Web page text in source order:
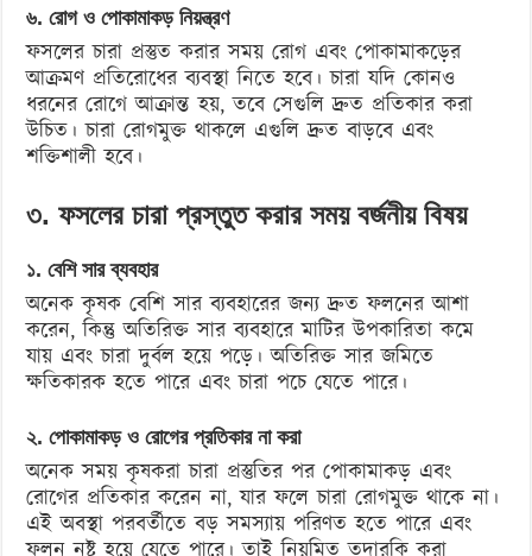
৬. রোগ ও পোকামাকড় নিয়ন্ত্রণ
ফসলের চারা প্রস্তুত করার সময় রোগ এবং পোকামাকড়ের
আক্রমণ প্রতিরোধের ব্যবস্থা নিতে হবে। চারা যদি কোনও
ধরনের রোগে আক্রান্ত হয়, তবে সেগুলি দ্রুত প্রতিকার করা
উচিত। চারা রোগমুক্ত থাকলে এগুলি দ্রুত বাড়বে এবং
শক্তিশালী হবে।
৩. ফসলের চারা প্রস্তুত করার সময় বর্জনীয় বিষয়
১. বেশি সার ব্যবহার
অনেক কৃষক বেশি সার ব্যবহারের জন্য দ্রুত ফলনের আশা
করেন, কিন্তু অতিরিক্ত সার ব্যবহারে মাটির উপকারিতা কমে
যায় এবং চারা দুর্বল হয়ে পড়ে। অতিরিক্ত সার জমিতে
ক্ষতিকারক হতে পারে এবং চারা পচে যেতে পারে।
২. পোকামাকড় ও রোগের প্রতিকার না করা
অনেক সময় কৃষকরা চারা প্রস্তুতির পর পোকামাকড় এবং
রোগের প্রতিকার করেন না, যার ফলে চারা রোগমুক্ত থাকে না।
এই অবস্থা পরবর্তীতে বড় সমস্যায় পরিণত হতে পারে এবং